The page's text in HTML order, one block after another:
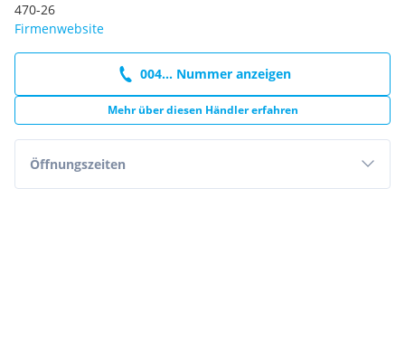
470-26
Firmenwebsite
004... Nummer anzeigen
Mehr über diesen Händler erfahren
Öffnungszeiten